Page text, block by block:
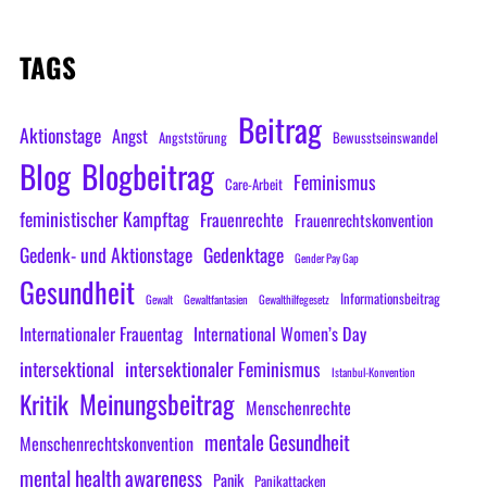
TAGS
Aktionstage Angst Angststörung Beitrag Bewusstseinswandel
Blog Blogbeitrag Care-Arbeit Feminismus
feministischer Kampftag Frauenrechte Frauenrechtskonvention
Gedenk- und Aktionstage Gedenktage Gender Pay Gap
Gesundheit Gewalt Gewaltfantasien Gewalthilfegesetz Informationsbeitrag
Internationaler Frauentag International Women’s Day
intersektional intersektionaler Feminismus Istanbul-Konvention
Kritik Meinungsbeitrag Menschenrechte
Menschenrechtskonvention mentale Gesundheit
mental health awareness Panik Panikattacken